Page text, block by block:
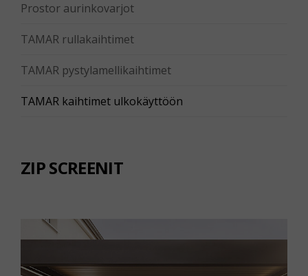
Prostor aurinkovarjot
TAMAR rullakaihtimet
TAMAR pystylamellikaihtimet
TAMAR kaihtimet ulkokäyttöön
ZIP SCREENIT